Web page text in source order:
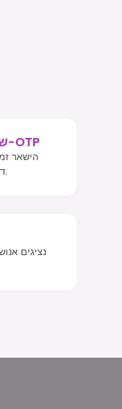
שמור על גישה לוואטסאפ ו-OTP
הישאר
דו-שלביים בכל מקום שאתה נמצא.
נציגים